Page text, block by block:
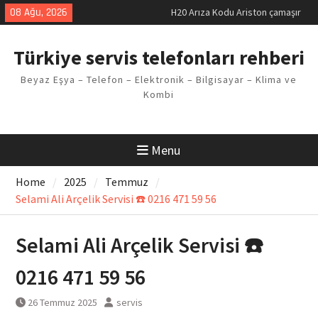
Skip
to
08 Ağu, 2026
LG kombi E2 Arızası Çözümü
Arçelik buzdolabı F5 Hatası
Vaillant çamaşır makinesi E03
Arıza Kodu
Ferroli klima E3 Arızası Çözümü
Türkiye servis telefonları rehberi
Beyaz Eşya – Telefon – Elektronik – Bilgisayar – Klima ve
Kombi
Menu
Home 2025
Temmuz
Selami Ali Arçelik Servisi ☎️ 0216 471 59 56
Selami Ali Arçelik Servisi ☎️
0216 471 59 56
26 Temmuz 2025 servis